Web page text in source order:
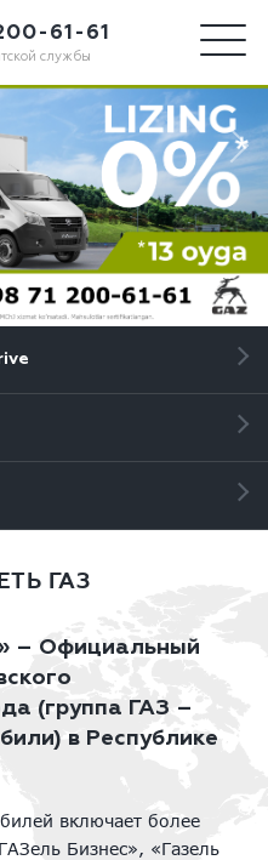
61-61
службы
ГАЗ
– Официальный
(группа ГАЗ –
в Республике
включает более
Бизнес», «Газель